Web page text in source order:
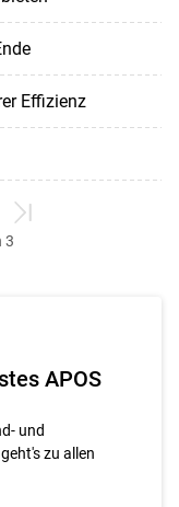
Effizienz
zum
3
APOS
und
zu allen